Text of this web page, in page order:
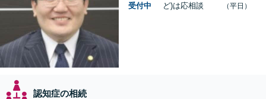
受付中
ど)は応相談
（平日）
認知症の相続